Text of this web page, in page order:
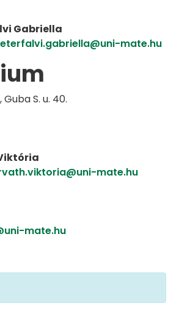
Gabriella
mate.hu
S. u. 40.
mate.hu
mate.hu